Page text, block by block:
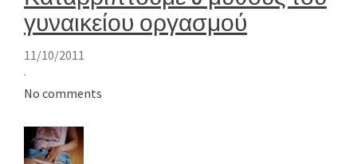
γυναικείου οργασμού
11/10/2011
·
No comments